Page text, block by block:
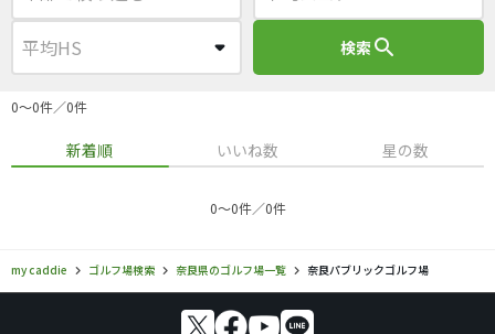
検索search
0〜0件／0件
新着順 いいね数 星の数
0〜0件／0件
my caddie ゴルフ場検索 奈良県のゴルフ場一覧 奈良パブリックゴルフ場